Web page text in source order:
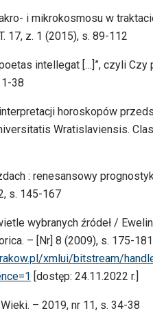
i mikrokosmosu w
17, z. 1 (2015), s. 89-112
intellegat […]”, czyli
38
horoskopów
Wratislaviensis.
: renesansowy
s. 145-167
wybranych źródeł /
– [Nr] 8 (2009), s. 175-181
xmlui/bitstream/
[dostęp: 24.11.2022 r.]
– 2019, nr 11, s. 34-38